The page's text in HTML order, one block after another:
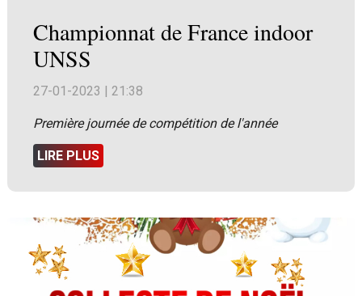
Championnat de France indoor
UNSS
27-01-2023 | 21:38
Première journée de compétition de l'année
LIRE PLUS